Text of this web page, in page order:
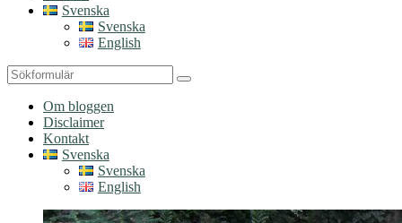
Svenska
Svenska
English
Sök
Om bloggen
Disclaimer
Kontakt
Svenska
Svenska
English